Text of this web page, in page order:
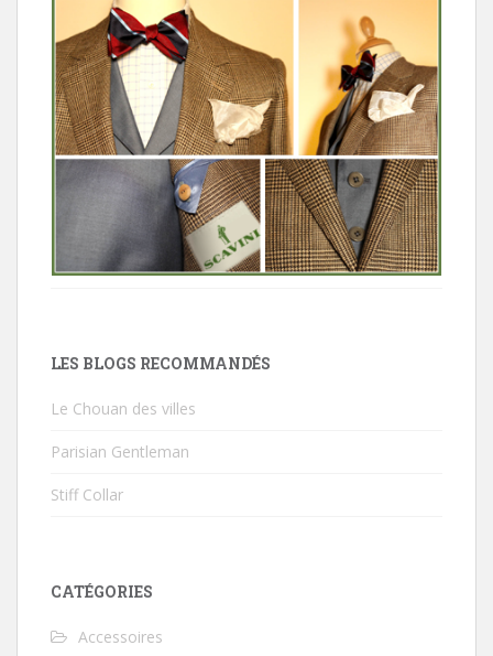
LES BLOGS RECOMMANDÉS
Le Chouan des villes
Parisian Gentleman
Stiff Collar
CATÉGORIES
Accessoires